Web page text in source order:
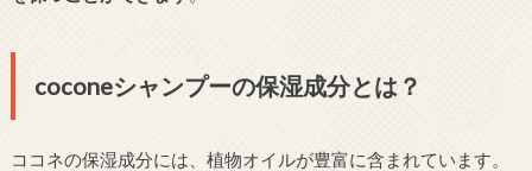
coconeシャンプーの保湿成分とは？
ココネの保湿成分には、植物オイルが豊富に含まれています。